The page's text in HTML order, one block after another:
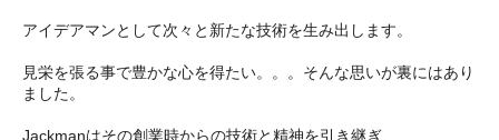
アイデアマンとして次々と新たな技術を生み出します。
見栄を張る事で豊かな心を得たい。。。そんな思いが裏にはあり
ました。
Jackmanはその創業時からの技術と精神を引き継ぎ、